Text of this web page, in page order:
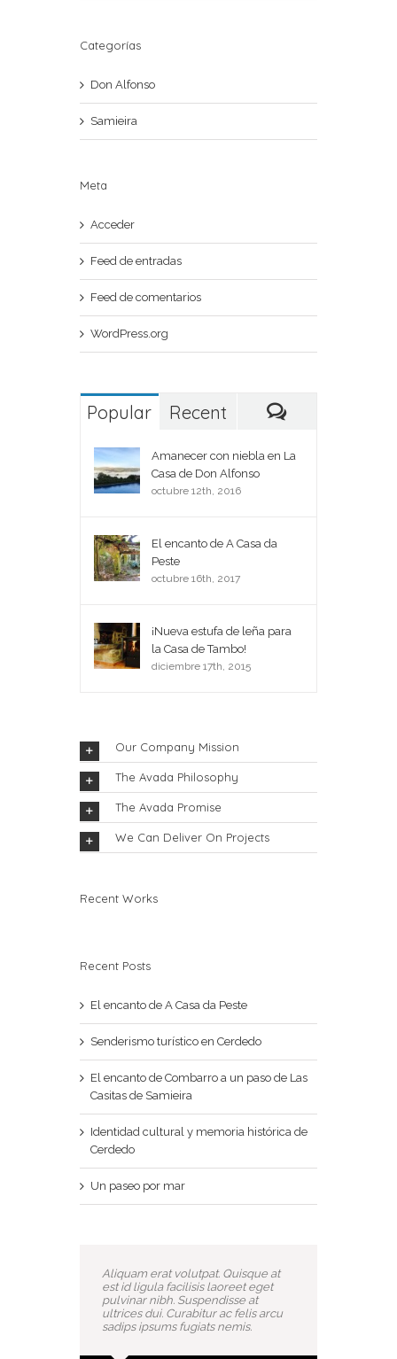
Categorías
Don Alfonso
Samieira
Meta
Acceder
Feed de entradas
Feed de comentarios
WordPress.org
Popular
Recent
Amanecer con niebla en La
Casa de Don Alfonso
octubre 12th, 2016
El encanto de A Casa da
Peste
octubre 16th, 2017
¡Nueva estufa de leña para
la Casa de Tambo!
diciembre 17th, 2015
Our Company Mission
The Avada Philosophy
The Avada Promise
We Can Deliver On Projects
Recent Works
Recent Posts
El encanto de A Casa da Peste
Senderismo turístico en Cerdedo
El encanto de Combarro a un paso de Las
Casitas de Samieira
Identidad cultural y memoria histórica de
Cerdedo
Un paseo por mar
Aliquam erat volutpat. Quisque at
est id ligula facilisis laoreet eget
pulvinar nibh. Suspendisse at
ultrices dui. Curabitur ac felis arcu
sadips ipsums fugiats nemis.